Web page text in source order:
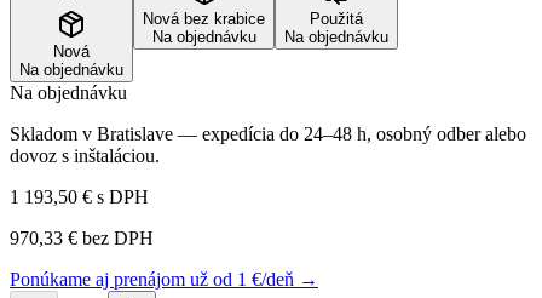
Nová
Na objednávku
Nová bez krabice
Na objednávku
Použitá
Na objednávku
Na objednávku
Skladom v Bratislave — expedícia do 24–48 h, osobný odber alebo
dovoz s inštaláciou.
1 193,50 € s DPH
970,33 € bez DPH
Ponúkame aj prenájom už od 1 €/deň →